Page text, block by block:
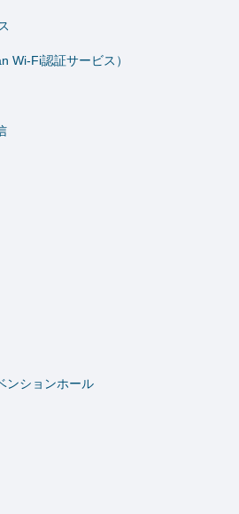
Wi-Fi認証サービス）
ンションホール